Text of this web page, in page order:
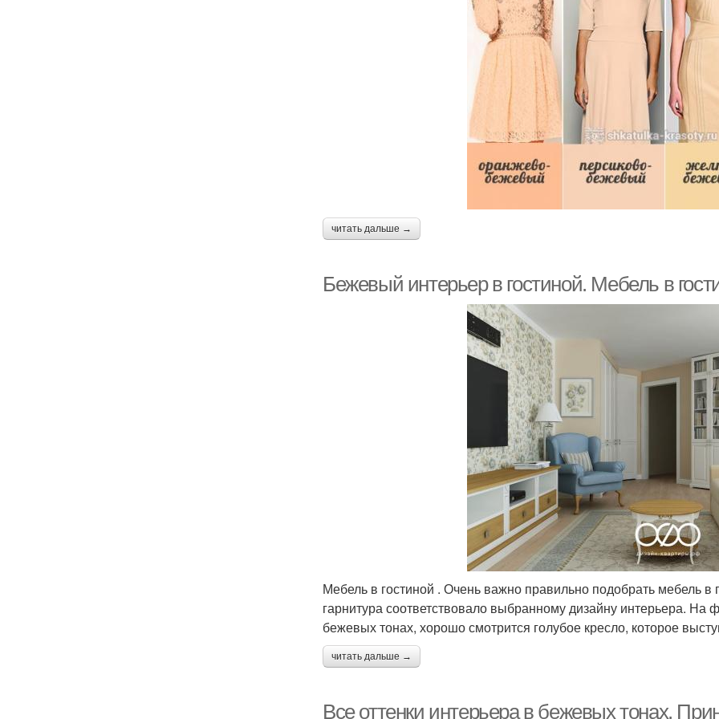
читать дальше →
Бежевый интерьер в гостиной. Мебель в
Мебель в гостиной . Очень важно правильно подобрать мебель в
гарнитура соответствовало выбранному дизайну интерьера.
бежевых тонах, хорошо смотрится голубое кресло, которое
читать дальше →
Все оттенки интерьера в бежевых тонах.